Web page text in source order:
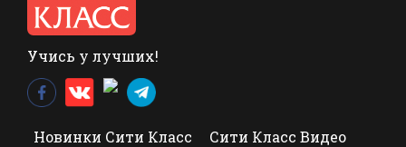
Учись у лучших!
Новинки Сити Класс
Сити Класс Видео